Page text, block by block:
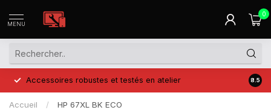
MENU
0
Accessoires robustes et testés en atelier Prix
8.5
Accueil / HP 67XL BK ECO